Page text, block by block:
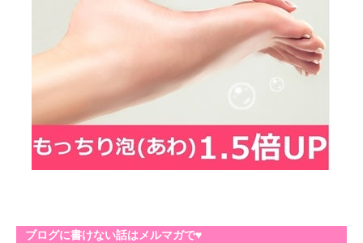
ブログに書けない話はメルマガで♥